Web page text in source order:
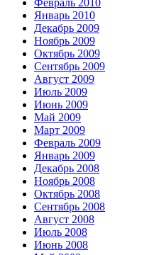
Февраль 2010
Январь 2010
Декабрь 2009
Ноябрь 2009
Октябрь 2009
Сентябрь 2009
Август 2009
Июль 2009
Июнь 2009
Май 2009
Март 2009
Февраль 2009
Январь 2009
Декабрь 2008
Ноябрь 2008
Октябрь 2008
Сентябрь 2008
Август 2008
Июль 2008
Июнь 2008